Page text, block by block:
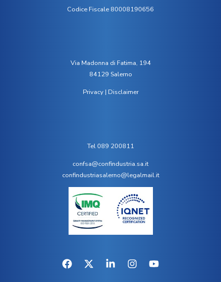
Codice Fiscale 80008190656
Via Madonna di Fatima, 194
84129 Salerno
Privacy| Disclaimer
Tel 089 200811
confsa@confindustria.sa.it
confindustriasalerno@legalmail.it